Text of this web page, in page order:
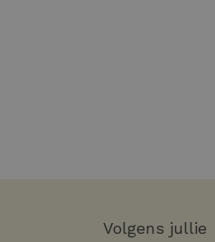
Volgens jullie